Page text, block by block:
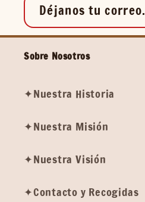
Déjanos tu correo.
Sobre Nosotros
✦Nuestra Historia
✦Nuestra Misión
✦Nuestra Visión
✦Contacto y Recogidas